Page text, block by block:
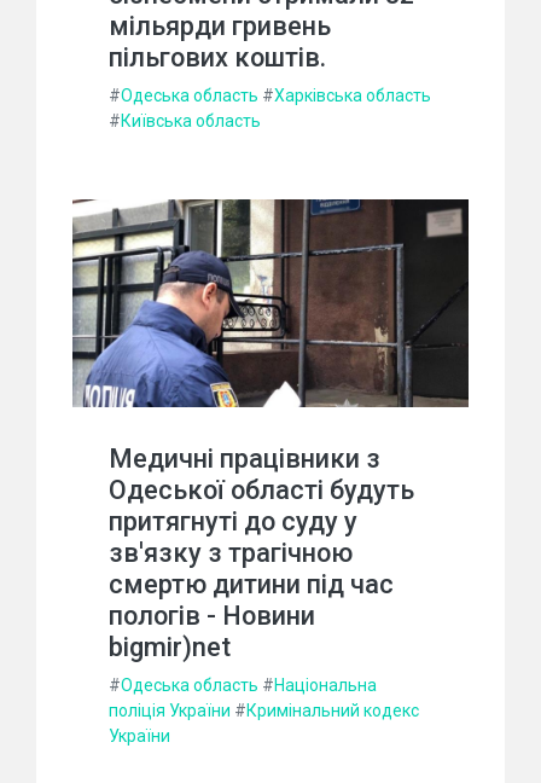
мільярди гривень
пільгових коштів.
#Одеська область #Харківська область
#Київська область
Медичні працівники з
Одеської області будуть
притягнуті до суду у
зв'язку з трагічною
смертю дитини під час
пологів - Новини
bigmir)net
#Одеська область #Національна
поліція України #Кримінальний кодекс
України